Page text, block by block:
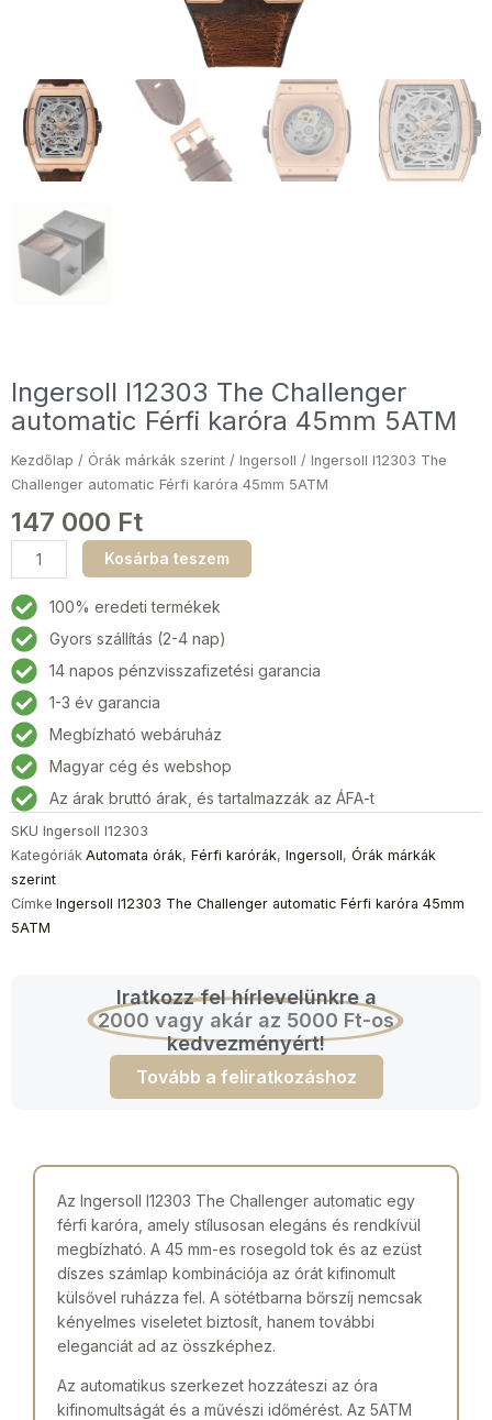
Ingersoll I12303 The Challenger
automatic Férfi karóra 45mm 5ATM
Kezdőlap / Órák márkák szerint / Ingersoll / Ingersoll I12303 The
Challenger automatic Férfi karóra 45mm 5ATM
147 000 Ft
Ingersoll
I12303
The
Challenger
automatic
Férfi
karóra
45mm
5ATM
mennyiség
Kosárba teszem
100% eredeti termékek
Gyors szállítás (2-4 nap)
14 napos pénzvisszafizetési garancia
1-3 év garancia
Megbízható webáruház
Magyar cég és webshop
Az árak bruttó árak, és tartalmazzák az ÁFA-t
SKU Ingersoll I12303
Kategóriák Automata órák, Férfi karórák, Ingersoll, Órák márkák
szerint
Címke Ingersoll I12303 The Challenger automatic Férfi karóra 45mm
5ATM
Iratkozz fel hírlevelünkre a
2000 vagy akár az 5000 Ft-os
kedvezményért!
Tovább a feliratkozáshoz
Az Ingersoll I12303 The Challenger automatic egy
férfi karóra, amely stílusosan elegáns és rendkívül
megbízható. A 45 mm-es rosegold tok és az ezüst
díszes számlap kombinációja az órát kifinomult
külsővel ruházza fel. A sötétbarna bőrszíj nemcsak
kényelmes viseletet biztosít, hanem további
eleganciát ad az összképhez.
Az automatikus szerkezet hozzáteszi az óra
kifinomultságát és a művészi időmérést. Az 5ATM